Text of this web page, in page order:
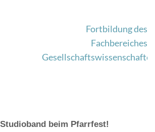
Fortbildung des
Fachbereiches
Studioband beim Pfarrfest!